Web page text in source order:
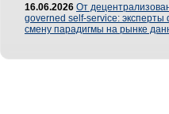
16.06.2026 От
governed self-service: эксперты
смену парадигмы на рынке